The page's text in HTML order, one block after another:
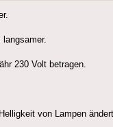
230 Volt betragen.
von Lampen